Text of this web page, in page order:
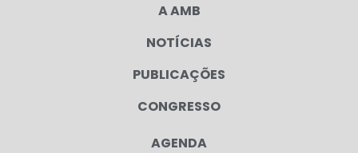
A AMB
NOTÍCIAS
PUBLICAÇÕES
CONGRESSO
AGENDA